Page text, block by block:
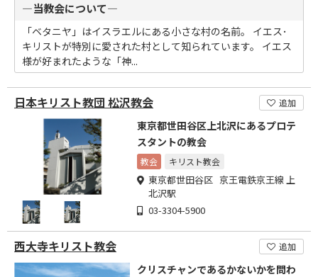
―当教会について―
「ベタニヤ」はイスラエルにある小さな村の名前。 イエス･
キリストが特別に愛された村として知られています。 イエス
様が好まれたような「神...
日本キリスト教団 松沢教会 追加
東京都世田谷区上北沢にあるプロテ
スタントの教会
教会 キリスト教会
東京都世田谷区 京王電鉄京王線 上
北沢駅
03-3304-5900
西大寺キリスト教会 追加
クリスチャンであるかないかを問わ